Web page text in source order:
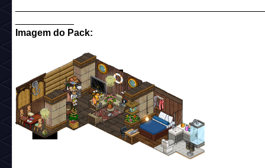
Imagem do Pack: